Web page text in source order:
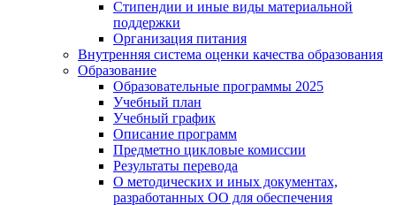
Стипендии и иные виды материальной
поддержки
Организация питания
Внутренняя система оценки качества образования
Образование
Образовательные программы 2025
Учебный план
Учебный график
Описание программ
Предметно цикловые комиссии
Результаты перевода
О методических и иных документах,
разработанных ОО для обеспечения